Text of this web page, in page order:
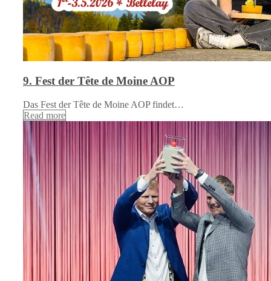
9. Fest der Tête de Moine AOP
Das Fest der Tête de Moine AOP findet…
Read more